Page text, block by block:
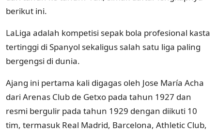
berikut ini.
LaLiga adalah kompetisi sepak bola profesional kasta
tertinggi di Spanyol sekaligus salah satu liga paling
bergengsi di dunia.
Ajang ini pertama kali digagas oleh Jose María Acha
dari Arenas Club de Getxo pada tahun 1927 dan
resmi bergulir pada tahun 1929 dengan diikuti 10
tim, termasuk Real Madrid, Barcelona, Athletic Club,